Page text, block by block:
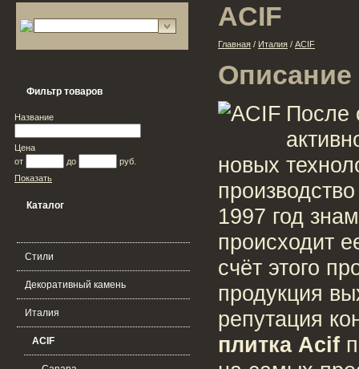
Фильтр товаров
Название
Цена
от
до
руб.
Показать
Каталог
Стили
Декоративный камень
Италия
ACIF
ACIF
Главная / Италия / ACIF
Описание
После
новых
1997 год
происходит
счёт этого
продукция
репутация
плитка Acif